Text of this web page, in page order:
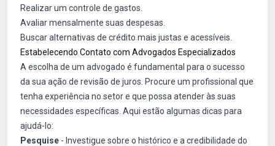
Realizar um controle de gastos.
Avaliar mensalmente suas despesas.
Buscar alternativas de crédito mais justas e acessíveis.
Estabelecendo Contato com Advogados Especializados
A escolha de um advogado é fundamental para o sucesso
da sua ação de revisão de juros. Procure um profissional que
tenha experiência no setor e que possa atender às suas
necessidades específicas. Aqui estão algumas dicas para
ajudá-lo:
Pesquise - Investigue sobre o histórico e a credibilidade do